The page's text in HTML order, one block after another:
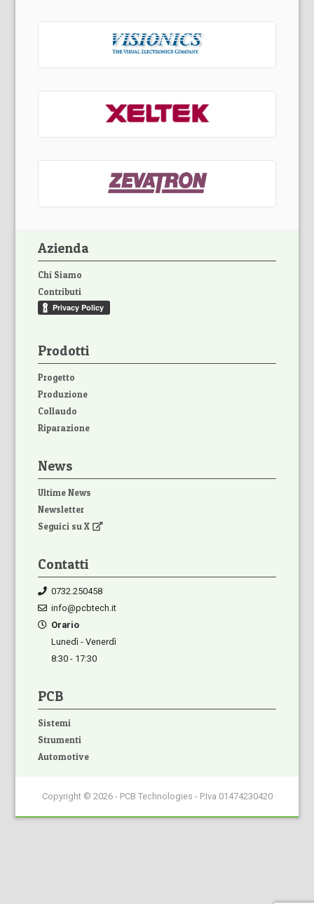
Azienda
Chi Siamo
Contributi
Prodotti
Progetto
Produzione
Collaudo
Riparazione
News
Ultime News
Newsletter
Seguici su X
Contatti
0732.250458
info@pcbtech.it
Orario
Lunedì - Venerdì
8:30 - 17:30
PCB
Sistemi
Strumenti
Automotive
Copyright © 2026 - PCB Technologies - P.Iva 01474230420